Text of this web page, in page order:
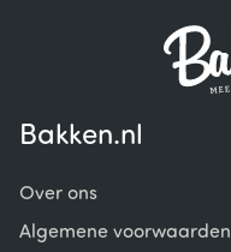
Bakken.nl
Over ons
Algemene voorwaarden